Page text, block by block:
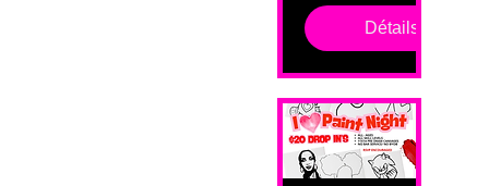
Détails